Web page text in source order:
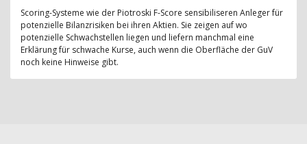
Scoring-Systeme wie der Piotroski F-Score sensibiliseren Anleger für
potenzielle Bilanzrisiken bei ihren Aktien. Sie zeigen auf wo
potenzielle Schwachstellen liegen und liefern manchmal eine
Erklärung für schwache Kurse, auch wenn die Oberfläche der GuV
noch keine Hinweise gibt.